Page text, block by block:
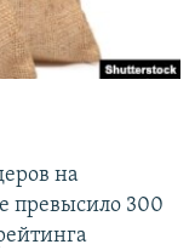
на
превысило 300